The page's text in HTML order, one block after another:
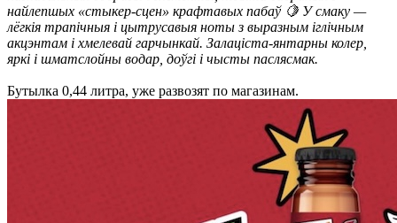
найлепшых «стыкер-сцен» крафтавых пабаў 🍋 У смаку —
лёгкія трапічныя і цытрусавыя ноты з выразным іглічным
акцэнтам і хмелевай гарчынкай. Залаціста-янтарны колер,
яркі і шматслойны водар, доўгі і чысты паслясмак.
Бутылка 0,44 литра, уже развозят по магазинам.